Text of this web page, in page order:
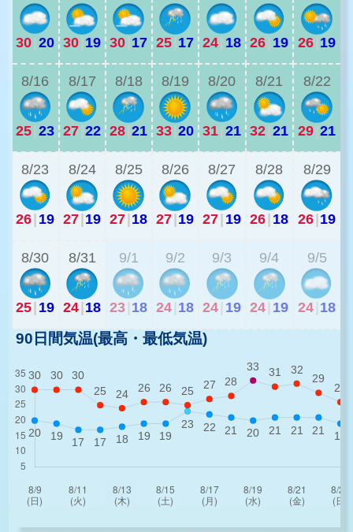
30|20 30|19 30|17 25|17 24| 18 26| 19 26|19
8/16
25|23
8/17
27|22
8/18
28|21
8/19
33|20
8/20
31|21
8/21
32|21
8/22
29|21
8/23
26| 19
8/24
27|19
8/25
27|18
8/26
27|19
8/27
27| 19
8/28
26| 18
8/29
26|19
8/30
25| 19
8/31
24|18
9/1
23 18
9/2
24 18
9/3
24 19
9/4
24 19
9/5
24 18
90日間気温(最高・最低気温)